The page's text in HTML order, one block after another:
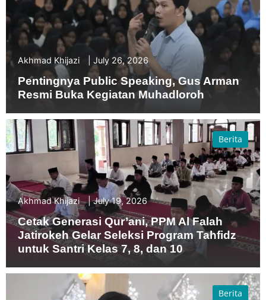
Akhmad Khijazi July 26, 2026
Pentingnya Public Speaking, Gus Arman
Resmi Buka Kegiatan Muhadloroh
Akhmad Khijazi July 19, 2026
Cetak Generasi Qur’ani, PPM Al Falah
Jatirokeh Gelar Seleksi Program Tahfidz
untuk Santri Kelas 7, 8, dan 10
Berita
Berita